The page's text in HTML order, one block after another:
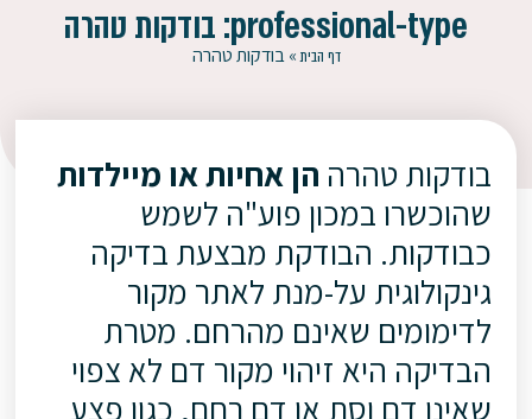
professional-type: בודקות טהרה
דף הבית»בודקות טהרה
בודקות טהרה הן אחיות או מיילדות
שהוכשרו במכון פוע"ה לשמש
כבודקות. הבודקת מבצעת בדיקה
גינקולוגית על-מנת לאתר מקור
לדימומים שאינם מהרחם. מטרת
הבדיקה היא זיהוי מקור דם לא צפוי
שאינו דם וסת או דם רחם, כגון פצע